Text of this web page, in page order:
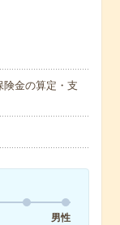
金の算定・支
男性